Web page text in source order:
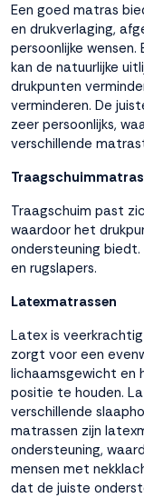
Een goed matras
en drukverlaging,
persoonlijke
kan de natuurlijke
drukpunten
verminderen. De
zeer persoonlijks,
verschillende
Traagschuim past
waardoor het
ondersteuning
en rugslapers.
Latexmatrassen
Latex is
zorgt voor een
lichaamsgewicht en
positie te houden.
verschillende
matrassen zijn
ondersteuning,
mensen met
dat de juiste